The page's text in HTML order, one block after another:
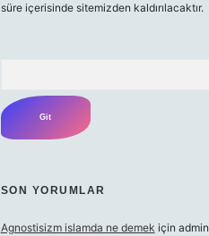
süre içerisinde sitemizden kaldırılacaktır.
SON YORUMLAR
Agnostisizm islamda ne demek için admin